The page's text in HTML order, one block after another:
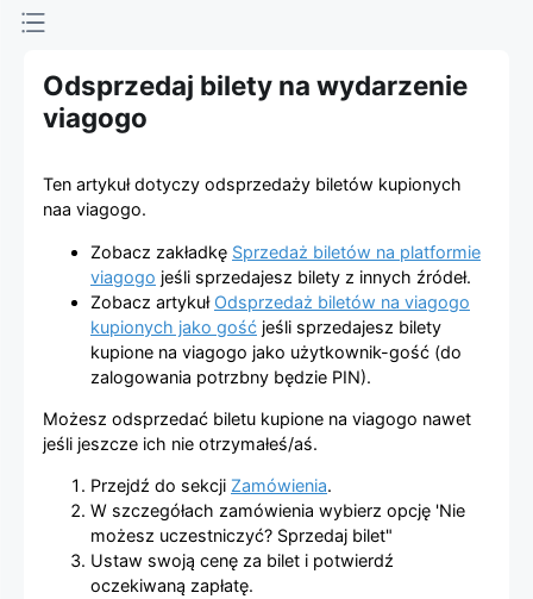
biletów
Odsprzedaj bilety na wydarzenie
viagogo
Ten artykuł dotyczy odsprzedaży biletów kupionych
naa viagogo.
Zobacz zakładkę Sprzedaż biletów na platformie
viagogo jeśli sprzedajesz bilety z innych źródeł.
Zobacz artykuł Odsprzedaż biletów na viagogo
kupionych jako gość jeśli sprzedajesz bilety
kupione na viagogo jako użytkownik-gość (do
zalogowania potrzbny będzie PIN).
Możesz odsprzedać biletu kupione na viagogo nawet
jeśli jeszcze ich nie otrzymałeś/aś.
Przejdź do sekcji Zamówienia.
W szczegółach zamówienia wybierz opcję 'Nie
możesz uczestniczyć? Sprzedaj bilet"
Ustaw swoją cenę za bilet i potwierdź
oczekiwaną zapłatę.